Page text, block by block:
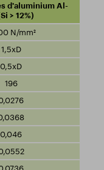
d'aluminium Al-
> 12%)
N/mm²
1,5xD
0,5xD
196
0,046